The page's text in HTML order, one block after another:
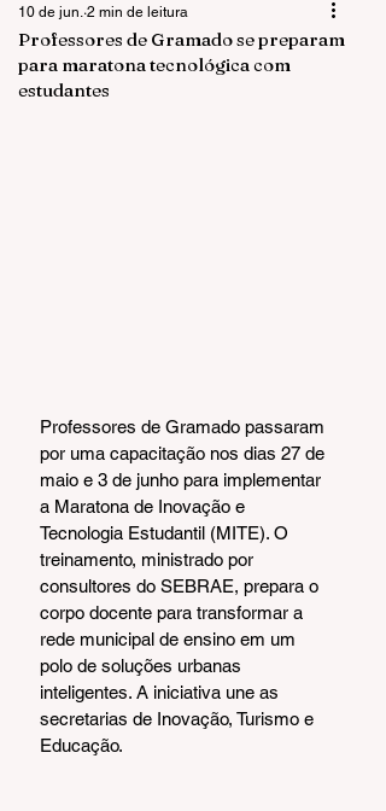
Professores de Gramado se preparam
para maratona tecnológica com
estudantes
10 de jun. 2 min de leitura
Professores de Gramado passaram
por uma capacitação nos dias 27 de
maio e 3 de junho para implementar
a Maratona de Inovação e
Tecnologia Estudantil (MITE). O
treinamento, ministrado por
consultores do SEBRAE, prepara o
corpo docente para transformar a
rede municipal de ensino em um
polo de soluções urbanas
inteligentes. A iniciativa une as
secretarias de Inovação, Turismo e
Educação.